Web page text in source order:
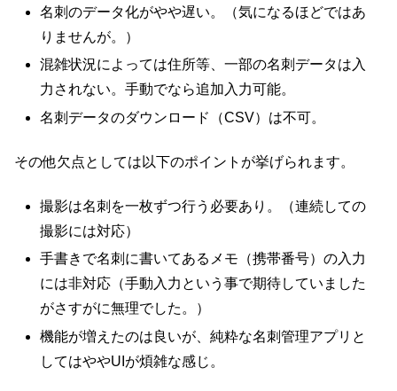
名刺のデータ化がやや遅い。（気になるほどではあ
りませんが。）
混雑状況によっては住所等、一部の名刺データは入
力されない。手動でなら追加入力可能。
名刺データのダウンロード（CSV）は不可。
その他欠点としては以下のポイントが挙げられます。
撮影は名刺を一枚ずつ行う必要あり。（連続しての
撮影には対応）
手書きで名刺に書いてあるメモ（携帯番号）の入力
には非対応（手動入力という事で期待していました
がさすがに無理でした。）
機能が増えたのは良いが、純粋な名刺管理アプリと
してはややUIが煩雑な感じ。